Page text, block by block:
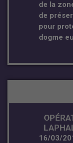
de la
de
pour
dogme
16/03/